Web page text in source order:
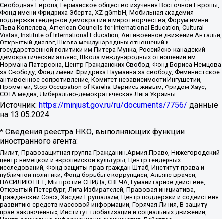
Свободная Европа, Германское общество изучения Восточной Европы,
Фонд имени Фридриха Эберта, XZ gGmbH, Мобильная академия
поддержки гендерной демократии и миротворчества, Форум имени
Льва Копелева, American Councils for International Education, Cultural
Vistas, Institute of International Education, Антивоенное движение Антальи,
Открытый диалог, Школа международных отношений и
государственной политики им Питера Мунка, Российско-канадский
демократический альянс, Школа международных отношений им
Нормана Патерсона, Центр Гражданских Свобод, Фонд Бориса Немцова
за Свободу, Фонд имени Фридриха Науманна за свободу, Феминистское
антивоенное сопротивление, Комитет независимости Ингушетии,
Прометей, Stop Occupation of Karelia, Вернись живым, Фридом Хаус,
СОТА медиа, Либерально-демократическая Лига Украины
Источник: https://minjust.gov.ru/ru/documents/7756/ данные
на 13.05.2024
* Сведения реестра НКО, выполняющих функции
иностранного агента:
Лилит, Правозащитная группа Гражданин.Армия.Право, Нижегородский
центр немецкой и европейской культуры, Центр гендерных
исследований, Фонд защиты прав граждан Штаб, Институт права и
публичной политики, Фонд борьбы с коррупцией, Альянс врачей,
НАСИЛИЮ.НЕТ, Мы против СПИДа, СВЕЧА, Гуманитарное действие,
Открытый Петербург, Лига Избирателей, Правовая инициатива,
Гражданский Союз, Хасдей Ерушалаим, Центр поддержки и содействия
развитию средств массовой информации, Горячая Линия, В защиту
прав заключенных, Институт глобализации и социальных движений,